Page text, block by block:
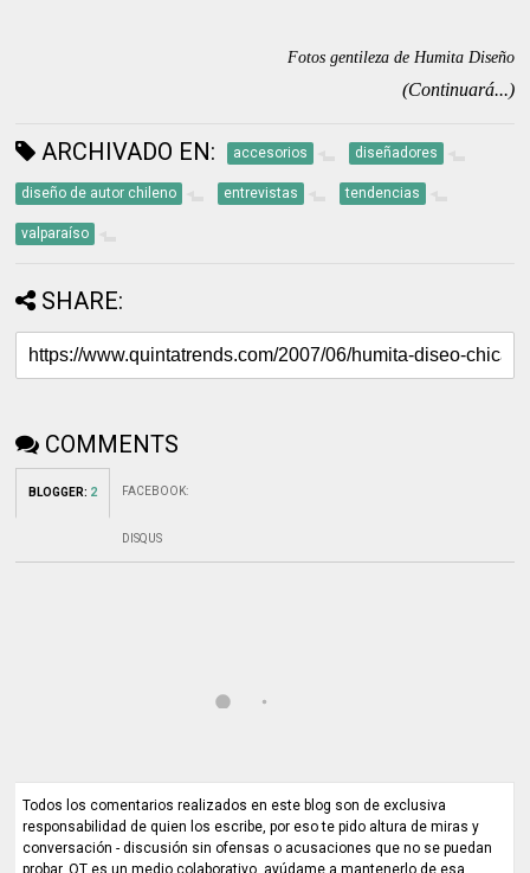
Fotos gentileza de Humita Diseño
(Continuará...)
ARCHIVADO EN: accesorios diseñadores
diseño de autor chileno entrevistas tendencias
valparaíso
SHARE:
COMMENTS
BLOGGER: 2 FACEBOOK:
DISQUS
Todos los comentarios realizados en este blog son de exclusiva
responsabilidad de quien los escribe, por eso te pido altura de miras y
conversación - discusión sin ofensas o acusaciones que no se puedan
probar. QT es un medio colaborativo, ayúdame a mantenerlo de esa